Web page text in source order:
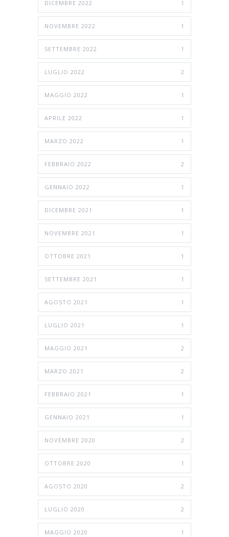
DICEMBRE 2022 1
NOVEMBRE 2022 1
SETTEMBRE 2022 1
LUGLIO 2022 2
MAGGIO 2022 1
APRILE 2022 1
MARZO 2022 1
FEBBRAIO 2022 2
GENNAIO 2022 1
DICEMBRE 2021 1
NOVEMBRE 2021 1
OTTOBRE 2021 1
SETTEMBRE 2021 1
AGOSTO 2021 1
LUGLIO 2021 1
MAGGIO 2021 2
MARZO 2021 2
FEBBRAIO 2021 1
GENNAIO 2021 1
NOVEMBRE 2020 2
OTTOBRE 2020 1
AGOSTO 2020 2
LUGLIO 2020 2
MAGGIO 2020 1